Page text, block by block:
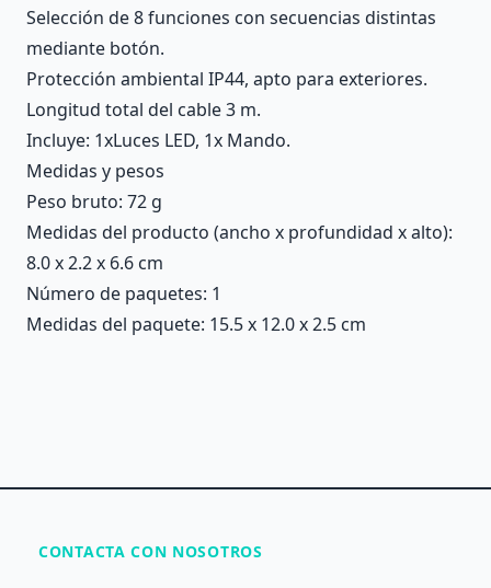
Selección de 8 funciones con secuencias distintas
mediante botón.
Protección ambiental IP44, apto para exteriores.
Longitud total del cable 3 m.
Incluye: 1xLuces LED, 1x Mando.
Medidas y pesos
Peso bruto: 72 g
Medidas del producto (ancho x profundidad x alto):
8.0 x 2.2 x 6.6 cm
Número de paquetes: 1
Medidas del paquete: 15.5 x 12.0 x 2.5 cm
CONTACTA CON NOSOTROS